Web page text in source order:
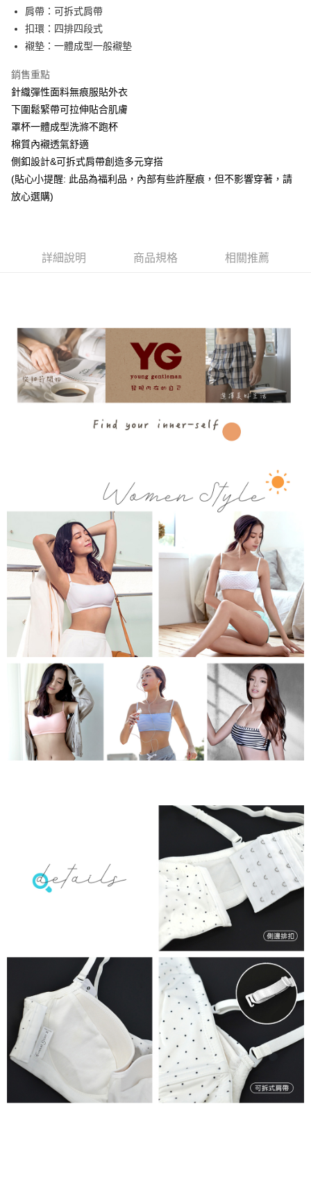
AFTEE先享後付
相關說明
【關於「AFTEE先享後付」】
AFTEE先享後付是「在收到商品之後才付款」的支付方式。 讓您購物簡單
１．簡單：不需註冊會員、不需綁卡、不需儲值。
２．便利：只要手機號碼，簡訊認證，即可結帳。
３．安心：先確認商品／服務後，再付款。
【「AFTEE先享後付」結帳流程】
１．於結帳方式選擇「AFTEE先享後付」後，將跳轉至「AFTEE先享後付」
２．訂單成立數日內，您將收到繳費通知簡訊。
３．收到繳費通知簡訊後14天內，點擊此簡訊中的連結，可透過四大超商／
ATM／網路銀行／等多元方式進行付款，方視為交易完成。
※ 請注意：結帳手續完成當下不需立刻繳費，但若您需要取消訂單，請聯絡
是否繳費成功／繳費後需取消欲退款等相關疑問，請聯繫「AFTEE先享後付
客戶支援中心」 https://netprotections.freshdesk.com/support/home
權轉讓予恩沛科技股份有限公司。
２．關於個人資料處理事宜，請瀏覽以下網址：
https://aftee.tw/terms/#terms3
３．未成年的使用者請事先徵得法定代理人或監護人之同意方可使用
「AFTEE先享後付」，若未經同意申辦者引起之損失，本公司不負相關責
任。
４．使用「AFTEE先享後付」時，將依據個別帳號之用戶狀況，依本公司即
請求用戶進行身份認證。
５．嚴禁一人註冊多個帳號或使用他人資訊註冊。若發現惡意使用之情形，
ATM付款
全家取貨付款
每筆NT$80，滿NT$899(含以上)免運費
付款後全家取貨
7-11取貨付款
每筆NT$80，滿NT$899(含以上)免運費
肩帶：可拆式肩帶
扣環：四排四段式
襯墊：一體成型一般襯墊
銷售重點
針織彈性面料無痕服貼外衣
下圍鬆緊帶可拉伸貼合肌膚
罩杯一體成型洗滌不跑杯
棉質內襯透氣舒適
側釦設計&可拆式肩帶創造多元穿搭
(貼心小提醒: 此品為福利品，內部有些許壓痕，但不影響穿著，請
放心選購)
詳細說明 商品規格 相關推薦